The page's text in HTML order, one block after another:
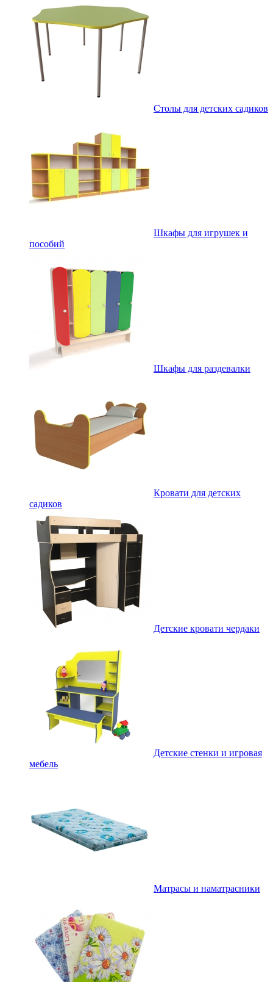
Столы для детских садиков
Шкафы для игрушек и
пособий
Шкафы для раздевалки
Кровати для детских
садиков
Детские кровати чердаки
Детские стенки и игровая
мебель
Матрасы и наматрасники